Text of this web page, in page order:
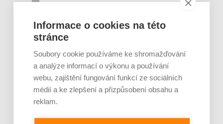
Je jen pro sportovce, přiberu po něm a ve
Informace o cookies na této
stránce
Soubory cookie používáme ke shromažďování
a analýze informací o výkonu a používání
webu, zajištění fungování funkcí ze sociálních
médií a ke zlepšení a přizpůsobení obsahu a
reklam.